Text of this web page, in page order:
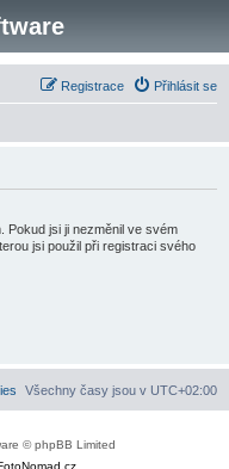
Přihlásit se
Registrace
Pokud jsi ji nezměnil ve svém
jsi použil při registraci svého
Všechny časy jsou v UTC+02:00
© phpBB Limited